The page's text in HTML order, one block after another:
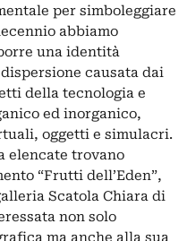
per simboleggiare
abbiamo
una identità
causata dai
della tecnologia e
ed inorganico,
oggetti e simulacri.
elencate trovano
“Frutti dell’Eden”,
Scatola Chiara di
non solo
ma anche alla sua